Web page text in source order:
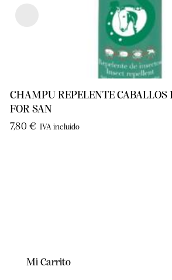
CHAMPU REPELENTE
FOR SAN
7,80 € IVA incluido
Mi Carrito